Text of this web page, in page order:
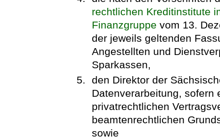
rechtlichen Kreditinstitute
Finanzgruppe vom 13.
der jeweils geltenden
Angestellten und
Sparkassen,
den Direktor der
Datenverarbeitung, sofern
privatrechtlichen
beamtenrechtlichen
sowie